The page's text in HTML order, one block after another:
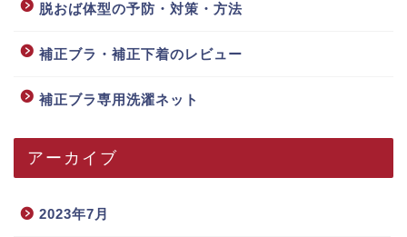
脱おば体型の予防・対策・方法
補正ブラ・補正下着のレビュー
補正ブラ専用洗濯ネット
アーカイブ
2023年7月